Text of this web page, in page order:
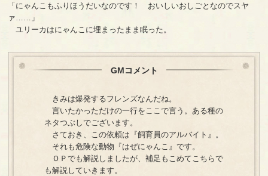
「にゃんこもふりほうだいなのです！ おいしいおしごとなのでスヤ
ァ……」
ユリーカはにゃんこに埋まったまま眠った。
GMコメント
きみは爆発するフレンズなんだね。
言いたかっただけの一行をここで言う。ある種の
ネタつぶしでございます。
さておき、この依頼は『飼育員のアルバイト』。
それも危険な動物『はぜにゃんこ』です。
ＯＰでも解説しましたが、補足もこめてこちらで
も解説していきます。